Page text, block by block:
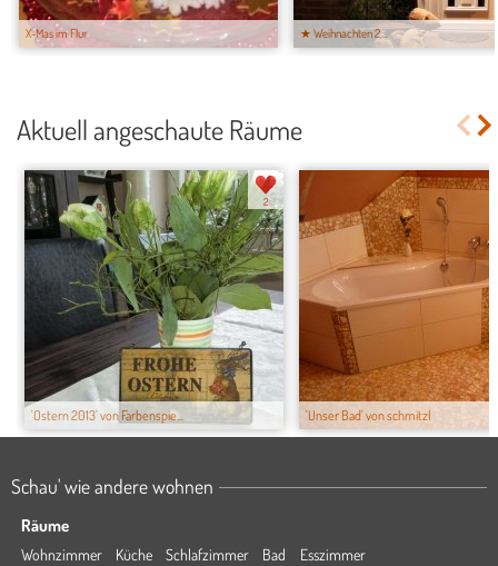
X-Mas im Flur ★ Weihnachten 2...
Aktuell angeschaute Räume
'Ostern 2013' von Farbenspie...
2
'Unser Bad' von schmitzl
Schau' wie andere wohnen
Räume
Wohnzimmer Küche Schlafzimmer Bad
Esszimmer